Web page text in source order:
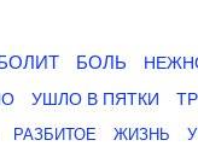
БОЛЬ
УШЛО В ПЯТКИ
РАЗБИТОЕ ЖИЗНЬ